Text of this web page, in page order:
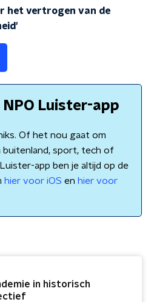
het vertrogen van de
Luister-app
Of het nou gaat om
buitenland, sport, tech of
app ben je altijd op de
hier voor iOS en hier voor
in historisch